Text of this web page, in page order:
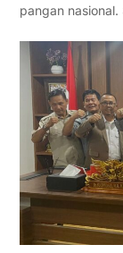
pangan